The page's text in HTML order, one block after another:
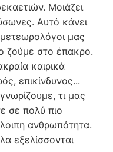
Μοιάζει
Αυτό κάνει
μας
ζούμε στο έπακρο.
καιρικά
επικίνδυνος...
τι μας
σε πολύ πιο
ανθρωπότητα.
εξελίσσονται